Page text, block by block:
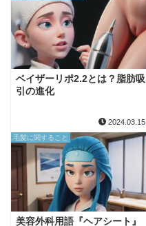
ベイザーリポ2.2とは？脂肪吸
引の進化
2024.03.15
毛髪に関すること
美容外科用語『ヘアシート』